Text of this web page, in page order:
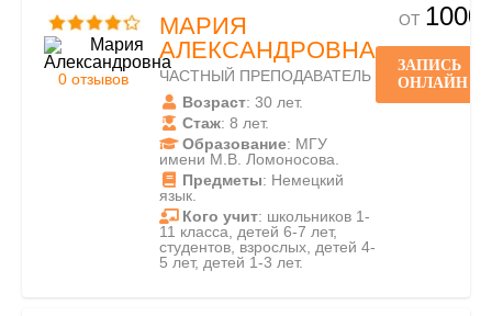
0 отзывов
МАРИЯ
АЛЕКСАНДРОВНА
ЧАСТНЫЙ ПРЕПОДАВАТЕЛЬ
Возраст: 30 лет.
Стаж: 8 лет.
Образование: МГУ
имени М.В. Ломоносова.
Предметы: Немецкий
язык.
Кого учит: школьников 1-
11 класса, детей 6-7 лет,
студентов, взрослых, детей 4-
5 лет, детей 1-3 лет.
ОТ 1000
ЗАПИСЬ
ОНЛАЙН